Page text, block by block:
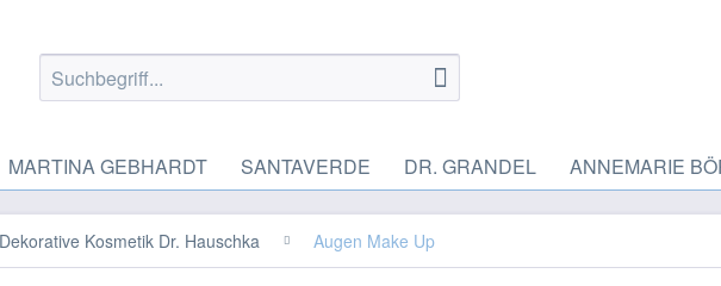
MARTINA GEBHARDT SANTAVERDE DR. GRANDEL ANNEMARIE
Dekorative Kosmetik Dr. Hauschka Augen Make Up